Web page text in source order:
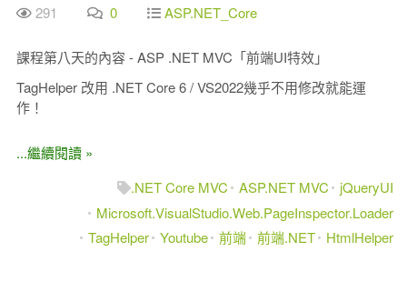
291 0 ASP.NET_Core
課程第八天的內容 - ASP .NET MVC「前端UI特效」
TagHelper 改用 .NET Core 6 / VS2022幾乎不用修改就能運
作！
...繼續閱讀 »
.NET Core MVC
ASP.NET MVC
jQueryUI
Microsoft.VisualStudio.Web.PageInspector.Loader
TagHelper Youtube 前端 前端.NET HtmlHelper